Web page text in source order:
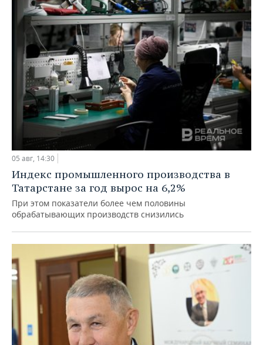
05 авг, 14:30
Индекс промышленного производства в
Татарстане за год вырос на 6,2%
При этом показатели более чем половины
обрабатывающих производств снизились